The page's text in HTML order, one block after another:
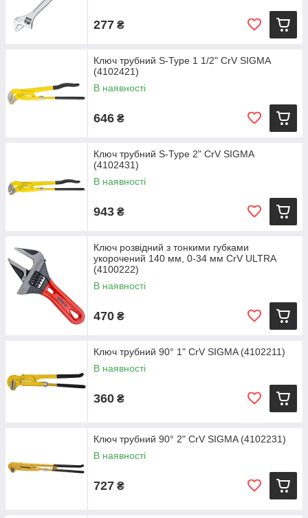
277 ₴
Ключ трубний S-Type 1 1/2" CrV SIGMA
(4102421)
В наявності
646 ₴
Ключ трубний S-Type 2" CrV SIGMA
(4102431)
В наявності
943 ₴
Ключ розвідний з тонкими губками
укорочений 140 мм, 0-34 мм CrV ULTRA
(4100222)
В наявності
470 ₴
Ключ трубний 90° 1" CrV SIGMA (4102211)
В наявності
360 ₴
Ключ трубний 90° 2" CrV SIGMA (4102231)
В наявності
727 ₴